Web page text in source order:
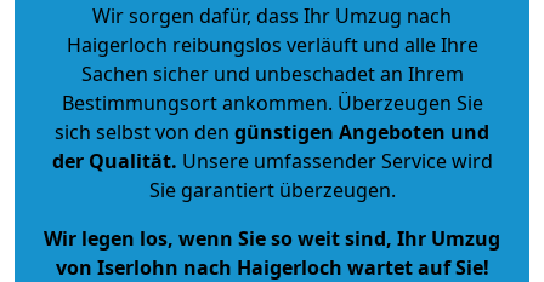
Wir sorgen dafür, dass Ihr Umzug nach
Haigerloch reibungslos verläuft und alle Ihre
Sachen sicher und unbeschadet an Ihrem
Bestimmungsort ankommen. Überzeugen Sie
sich selbst von den günstigen Angeboten und
der Qualität. Unsere umfassender Service wird
Sie garantiert überzeugen.
Wir legen los, wenn Sie so weit sind, Ihr Umzug
von Iserlohn nach Haigerloch wartet auf Sie!